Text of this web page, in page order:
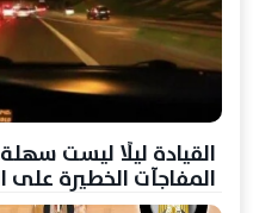
القيادة ليلًا ليست
المفاجآت الخطيرة على